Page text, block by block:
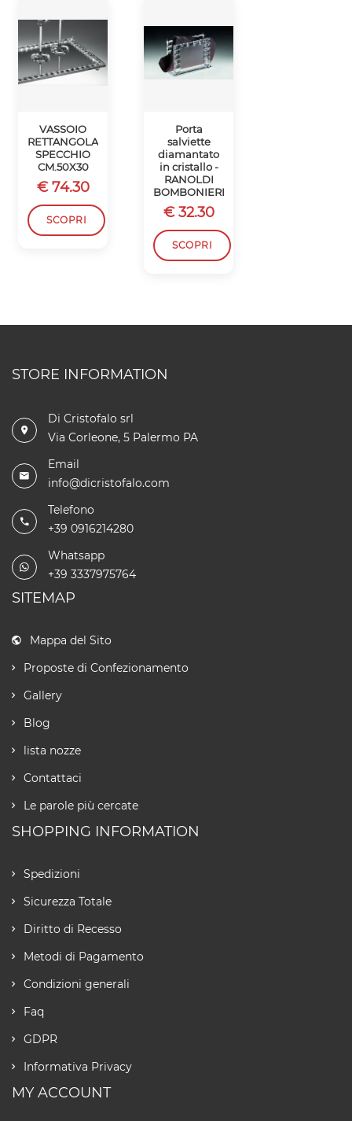
VASSOIO
RETTANGOLARE
SPECCHIO
CM.50X30
€ 74.30
SCOPRI
Porta
salviette
diamantato
in cristallo -
RANOLDI
BOMBONIERE
€ 32.30
SCOPRI
STORE INFORMATION
Di Cristofalo srl
Via Corleone, 5 Palermo PA
Email
info@dicristofalo.com
Telefono
+39 0916214280
Whatsapp
+39 3337975764
SITEMAP
Mappa del Sito
Proposte di Confezionamento
Gallery
Blog
lista nozze
Contattaci
Le parole più cercate
SHOPPING INFORMATION
Spedizioni
Sicurezza Totale
Diritto di Recesso
Metodi di Pagamento
Condizioni generali
Faq
GDPR
Informativa Privacy
MY ACCOUNT